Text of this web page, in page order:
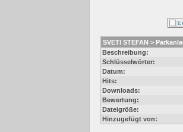
SVETI STEFAN >
Beschreibung:
Schlüsselwörter:
Datum:
Hits:
Downloads:
Bewertung:
Dateigröße:
Hinzugefügt von: